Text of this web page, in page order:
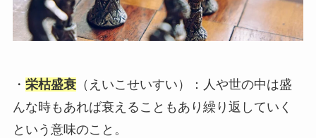
・ 栄枯盛衰（えいこせいすい）：人や世の中は盛
んな時もあれば衰えることもあり繰り返していく
という意味のこと。